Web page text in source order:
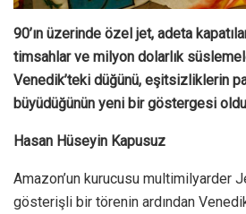
90’ın üzerinde özel jet, adeta
timsahlar ve milyon dolarlık
Venedik’teki düğünü, eşitsizliklerin
büyüdüğünün yeni bir göstergesi
Hasan Hüseyin Kapusuz
Amazon’un kurucusu multimilyarder
gösterişli bir törenin ardından